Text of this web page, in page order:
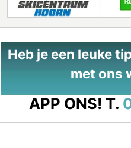
Heb je een leuke
met ons
APP ONS! T.